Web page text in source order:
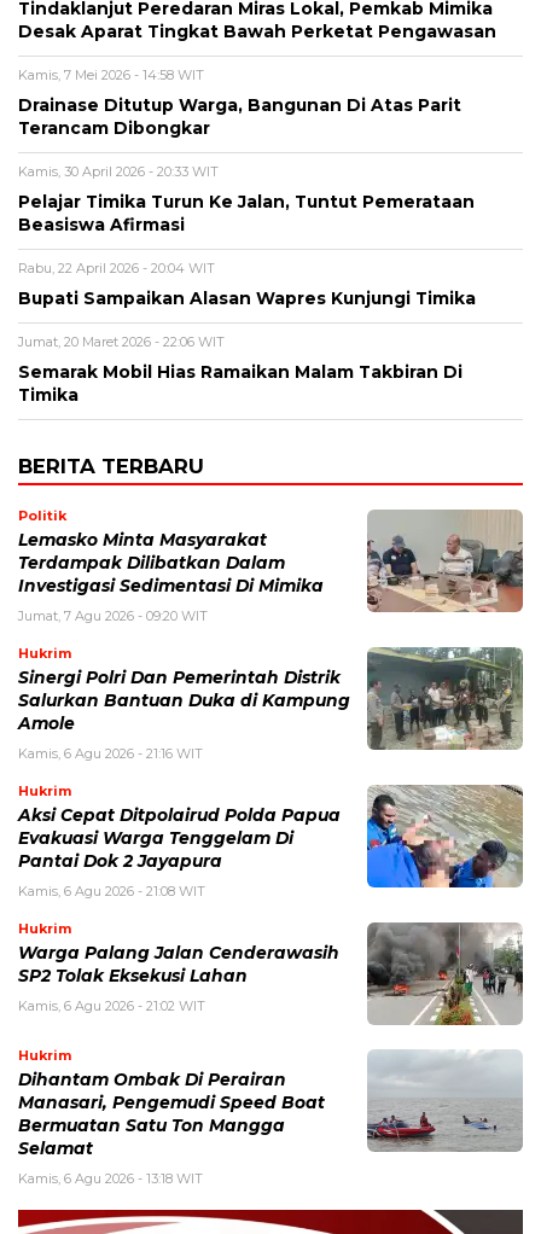
Tindaklanjut Peredaran Miras Lokal, Pemkab Mimika
Desak Aparat Tingkat Bawah Perketat Pengawasan
Kamis, 7 Mei 2026 - 14:58 WIT
Drainase Ditutup Warga, Bangunan Di Atas Parit
Terancam Dibongkar
Kamis, 30 April 2026 - 20:33 WIT
Pelajar Timika Turun Ke Jalan, Tuntut Pemerataan
Beasiswa Afirmasi
Rabu, 22 April 2026 - 20:04 WIT
Bupati Sampaikan Alasan Wapres Kunjungi Timika
Jumat, 20 Maret 2026 - 22:06 WIT
Semarak Mobil Hias Ramaikan Malam Takbiran Di
Timika
BERITA TERBARU
Politik
Lemasko Minta Masyarakat
Terdampak Dilibatkan Dalam
Investigasi Sedimentasi Di Mimika
Jumat, 7 Agu 2026 - 09:20 WIT
Hukrim
Sinergi Polri Dan Pemerintah Distrik
Salurkan Bantuan Duka di Kampung
Amole
Kamis, 6 Agu 2026 - 21:16 WIT
Hukrim
Aksi Cepat Ditpolairud Polda Papua
Evakuasi Warga Tenggelam Di
Pantai Dok 2 Jayapura
Kamis, 6 Agu 2026 - 21:08 WIT
Hukrim
Warga Palang Jalan Cenderawasih
SP2 Tolak Eksekusi Lahan
Kamis, 6 Agu 2026 - 21:02 WIT
Hukrim
Dihantam Ombak Di Perairan
Manasari, Pengemudi Speed Boat
Bermuatan Satu Ton Mangga
Selamat
Kamis, 6 Agu 2026 - 13:18 WIT